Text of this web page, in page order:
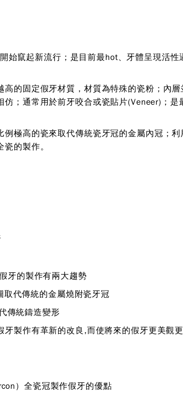
始竄起新流行；是目前最hot、牙體呈現活性
高的固定假牙材質，材質為特殊的瓷粉；內
；通常用於前牙咬合或瓷貼片(Veneer)；是
例極高的瓷來取代傳統瓷牙冠的金屬內冠；
的製作。
牙的製作有兩大趨勢
代傳統的金屬燒附瓷牙冠
傳統鑄造變形
製作有革新的改良,而使將來的假牙更美觀更
）全瓷冠製作假牙的優點